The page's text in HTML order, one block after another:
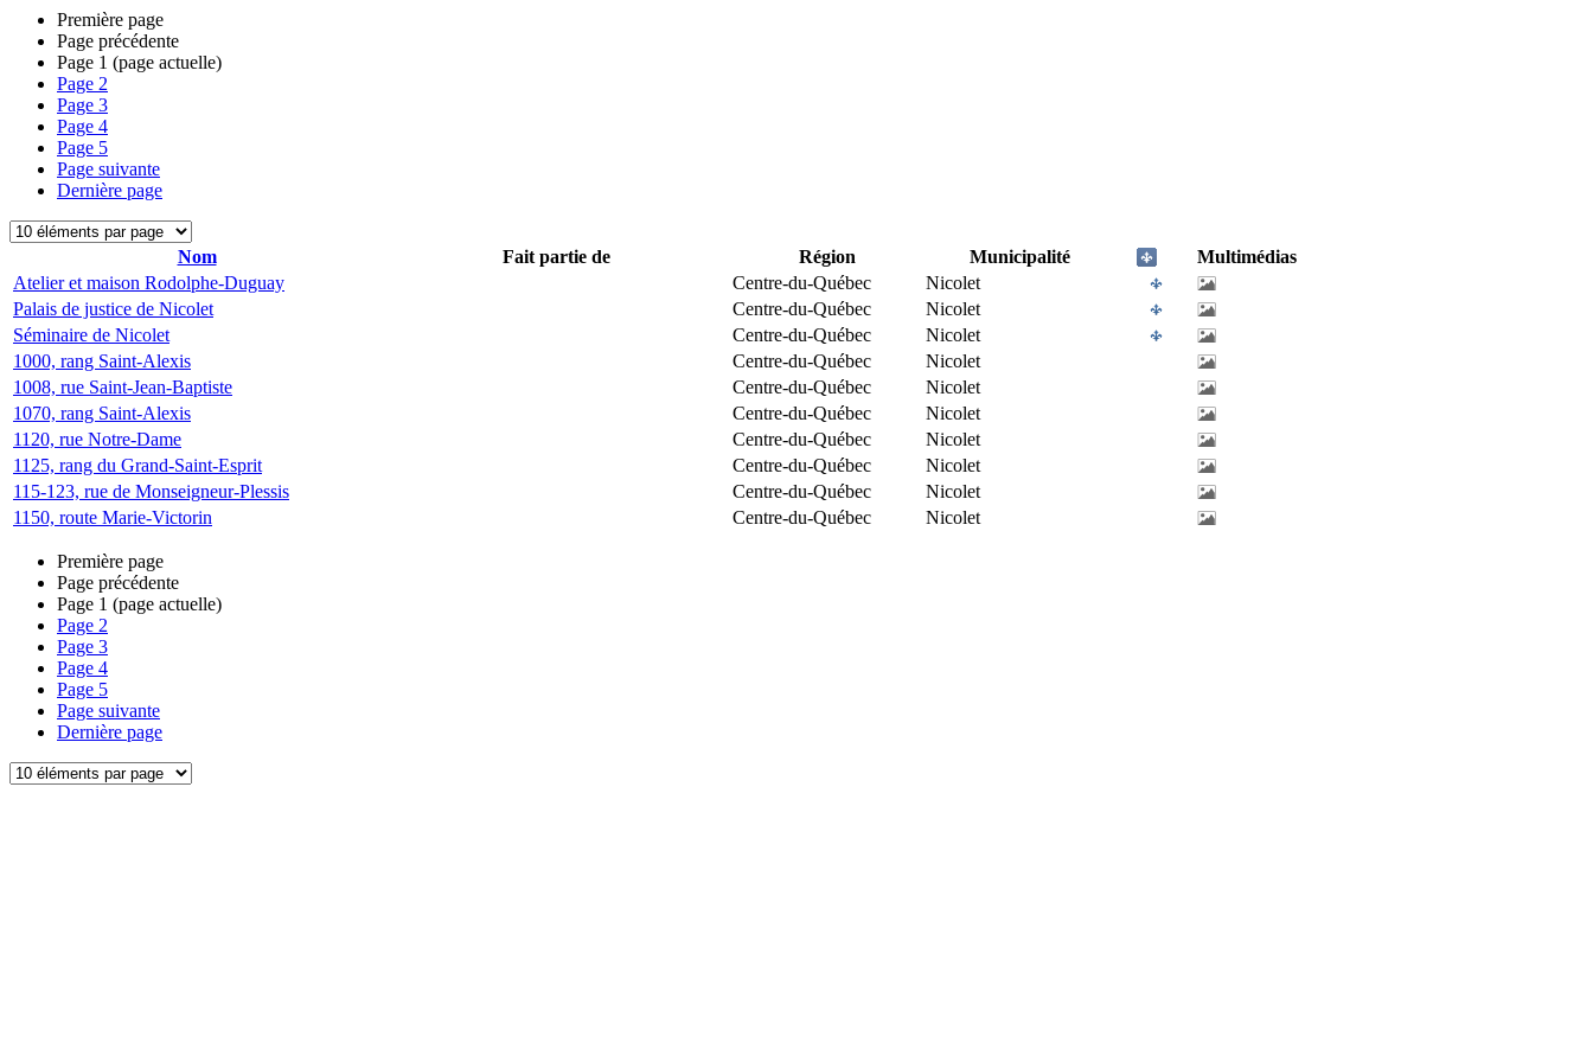
Première page
Page précédente
Page 1 (page actuelle)
Page 2
Page 3
Page 4
Page 5
Page suivante
Dernière page
Nom Fait partie de Région Municipalité
Multimédias
Atelier et maison Rodolphe-Duguay
Centre-du-Québec
Nicolet
Palais de justice de Nicolet
Centre-du-Québec
Nicolet
Séminaire de Nicolet
Centre-du-Québec
Nicolet
1000, rang Saint-Alexis
Centre-du-Québec
Nicolet
1008, rue Saint-Jean-Baptiste
Centre-du-Québec
Nicolet
1070, rang Saint-Alexis
Centre-du-Québec
Nicolet
1120, rue Notre-Dame
Centre-du-Québec
Nicolet
1125, rang du Grand-Saint-Esprit
Centre-du-Québec
Nicolet
115-123, rue de Monseigneur-Plessis
Centre-du-Québec
Nicolet
1150, route Marie-Victorin
Centre-du-Québec Nicolet
Première page
Page précédente
Page 1 (page actuelle)
Page 2
Page 3
Page 4
Page 5
Page suivante
Dernière page